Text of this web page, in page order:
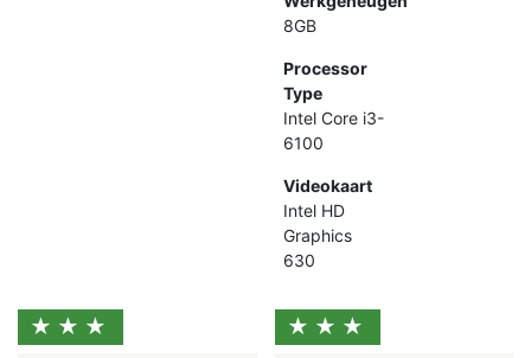
8GB
Processor
Type
Intel Core i3-
6100
Videokaart
Intel HD
Graphics
630
★★★ ★★★